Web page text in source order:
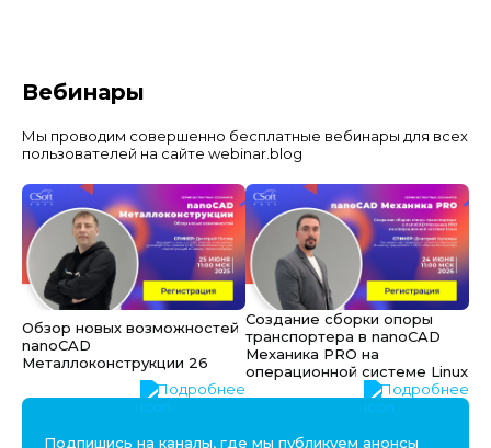
Вебинары
Мы проводим совершенно бесплатные вебинары для всех
пользователей на сайте webinar.blog
Обзор новых возможностей
nanoCAD
Металлоконструкции 26
Подробнее
Создание сборки опоры
транспортера в nanoCAD
Механика PRO на
операционной системе Linux
Подробнее
Подпишись на каналы, где мы публикуем анонсы